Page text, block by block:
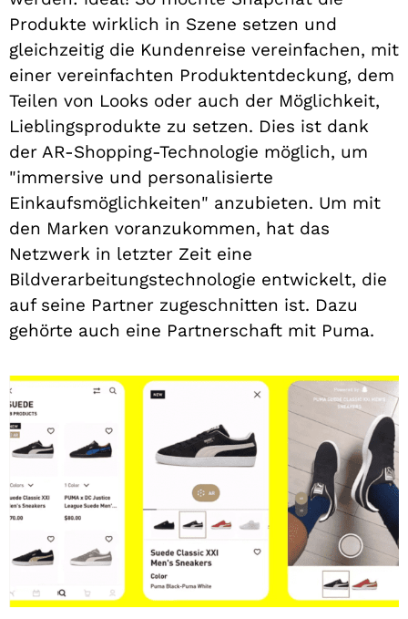
Produkte wirklich in Szene setzen und
gleichzeitig die Kundenreise vereinfachen, mit
einer vereinfachten Produktentdeckung, dem
Teilen von Looks oder auch der Möglichkeit,
Lieblingsprodukte zu setzen. Dies ist dank
der AR-Shopping-Technologie möglich, um
"immersive und personalisierte
Einkaufsmöglichkeiten" anzubieten. Um mit
den Marken voranzukommen, hat das
Netzwerk in letzter Zeit eine
Bildverarbeitungstechnologie entwickelt, die
auf seine Partner zugeschnitten ist. Dazu
gehörte auch eine Partnerschaft mit Puma.